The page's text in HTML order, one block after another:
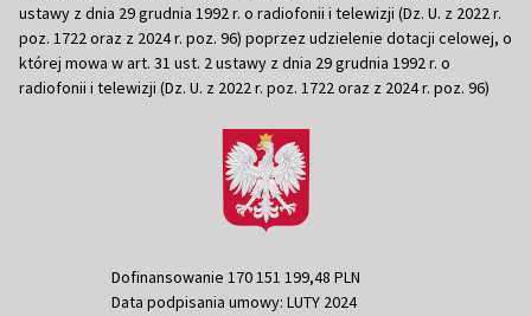
ustawy z dnia 29 grudnia 1992 r. o radiofonii i telewizji (Dz. U. z 2022 r.
poz. 1722 oraz z 2024 r. poz. 96) poprzez udzielenie dotacji celowej, o
której mowa w art. 31 ust. 2 ustawy z dnia 29 grudnia 1992 r. o
radiofonii i telewizji (Dz. U. z 2022 r. poz. 1722 oraz z 2024 r. poz. 96)
Dofinansowanie 170 151 199,48 PLN
Data podpisania umowy: LUTY 2024